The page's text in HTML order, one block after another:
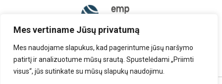
Mes vertiname Jūsų privatumą
Mes naudojame slapukus, kad pagerintume jūsų naršymo
patirtį ir analizuotume mūsų srautą. Spustelėdami „Priimti
visus“, jūs sutinkate su mūsų slapukų naudojimu.